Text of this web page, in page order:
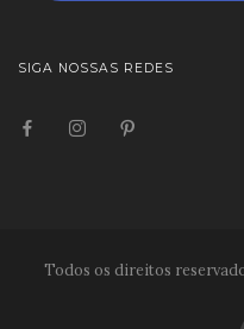
SIGA NOSSAS REDES
Todos os direitos